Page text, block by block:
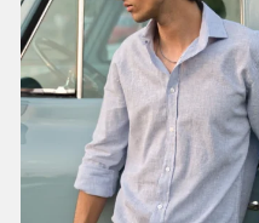
XS M
L XL 2XL